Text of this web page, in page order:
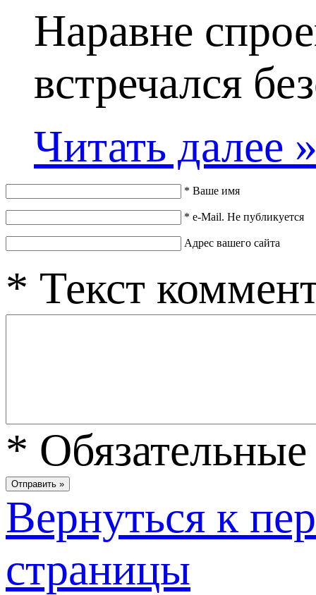
Наравне
встречался
Читать далее
* Ваше имя
* e-Mail. Не публикуется
Адрес вашего сайта
* Текст
*
Вернуться к
страницы